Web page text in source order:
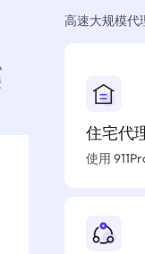
高速大规模代
住宅代
使用